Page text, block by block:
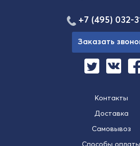
Контакты
Доставка
Самовывоз
Способы оплаты
+7 (495) 032-
Заказать